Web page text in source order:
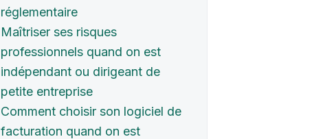
réglementaire
Maîtriser ses risques
professionnels quand on est
indépendant ou dirigeant de
petite entreprise
Comment choisir son logiciel de
facturation quand on est